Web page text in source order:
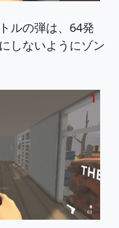
ルの弾は、64発
しないようにゾン